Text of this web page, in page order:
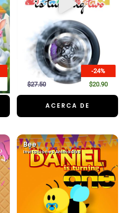
-24%
$20.90
$27.50
ACERCA DE
Bee
Invitaciones Animadas